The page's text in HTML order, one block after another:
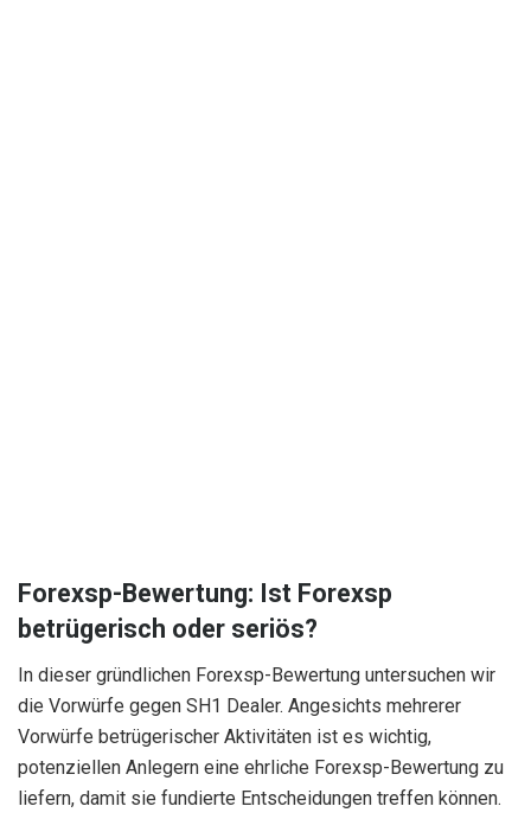
Forexsp-Bewertung: Ist Forexsp
betrügerisch oder seriös?
In dieser gründlichen Forexsp-Bewertung untersuchen wir
die Vorwürfe gegen SH1 Dealer. Angesichts mehrerer
Vorwürfe betrügerischer Aktivitäten ist es wichtig,
potenziellen Anlegern eine ehrliche Forexsp-Bewertung zu
liefern, damit sie fundierte Entscheidungen treffen können.